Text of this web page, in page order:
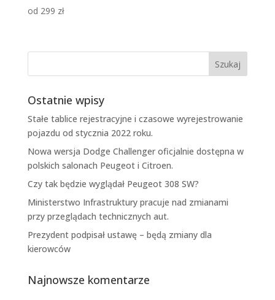
od 299 zł
Ostatnie wpisy
Stałe tablice rejestracyjne i czasowe wyrejestrowanie
pojazdu od stycznia 2022 roku.
Nowa wersja Dodge Challenger oficjalnie dostępna w
polskich salonach Peugeot i Citroen.
Czy tak będzie wyglądał Peugeot 308 SW?
Ministerstwo Infrastruktury pracuje nad zmianami
przy przeglądach technicznych aut.
Prezydent podpisał ustawę – będą zmiany dla
kierowców
Najnowsze komentarze